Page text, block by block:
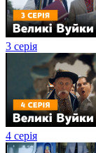
3 серія
4 серія